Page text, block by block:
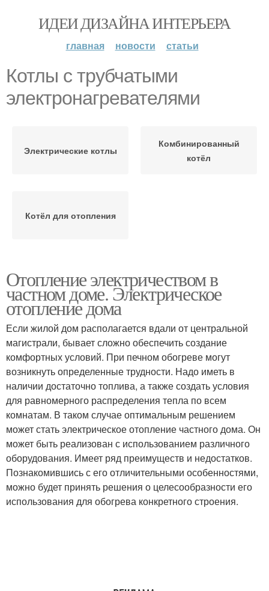
ИДЕИ ДИЗАЙНА ИНТЕРЬЕРА
главная новости статьи
Котлы с трубчатыми
электронагревателями
Электрические котлы
Комбинированный
котёл
Котёл для отопления
Отопление электричеством в
частном доме. Электрическое
отопление дома
Если жилой дом располагается вдали от центральной
магистрали, бывает сложно обеспечить создание
комфортных условий. При печном обогреве могут
возникнуть определенные трудности. Надо иметь в
наличии достаточно топлива, а также создать условия
для равномерного распределения тепла по всем
комнатам. В таком случае оптимальным решением
может стать электрическое отопление частного дома. Он
может быть реализован с использованием различного
оборудования. Имеет ряд преимуществ и недостатков.
Познакомившись с его отличительными особенностями,
можно будет принять решения о целесообразности его
использования для обогрева конкретного строения.